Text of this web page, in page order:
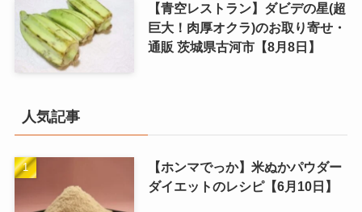
【青空レストラン】ダビデの星(超
巨大！肉厚オクラ)のお取り寄せ・
通販 茨城県古河市【8月8日】
人気記事
【ホンマでっか】米ぬかパウダー
ダイエットのレシピ【6月10日】